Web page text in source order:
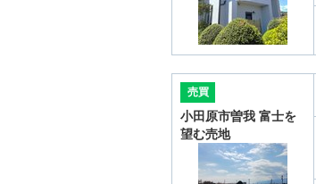
売買
小田原市曽我 富士を
望む売地